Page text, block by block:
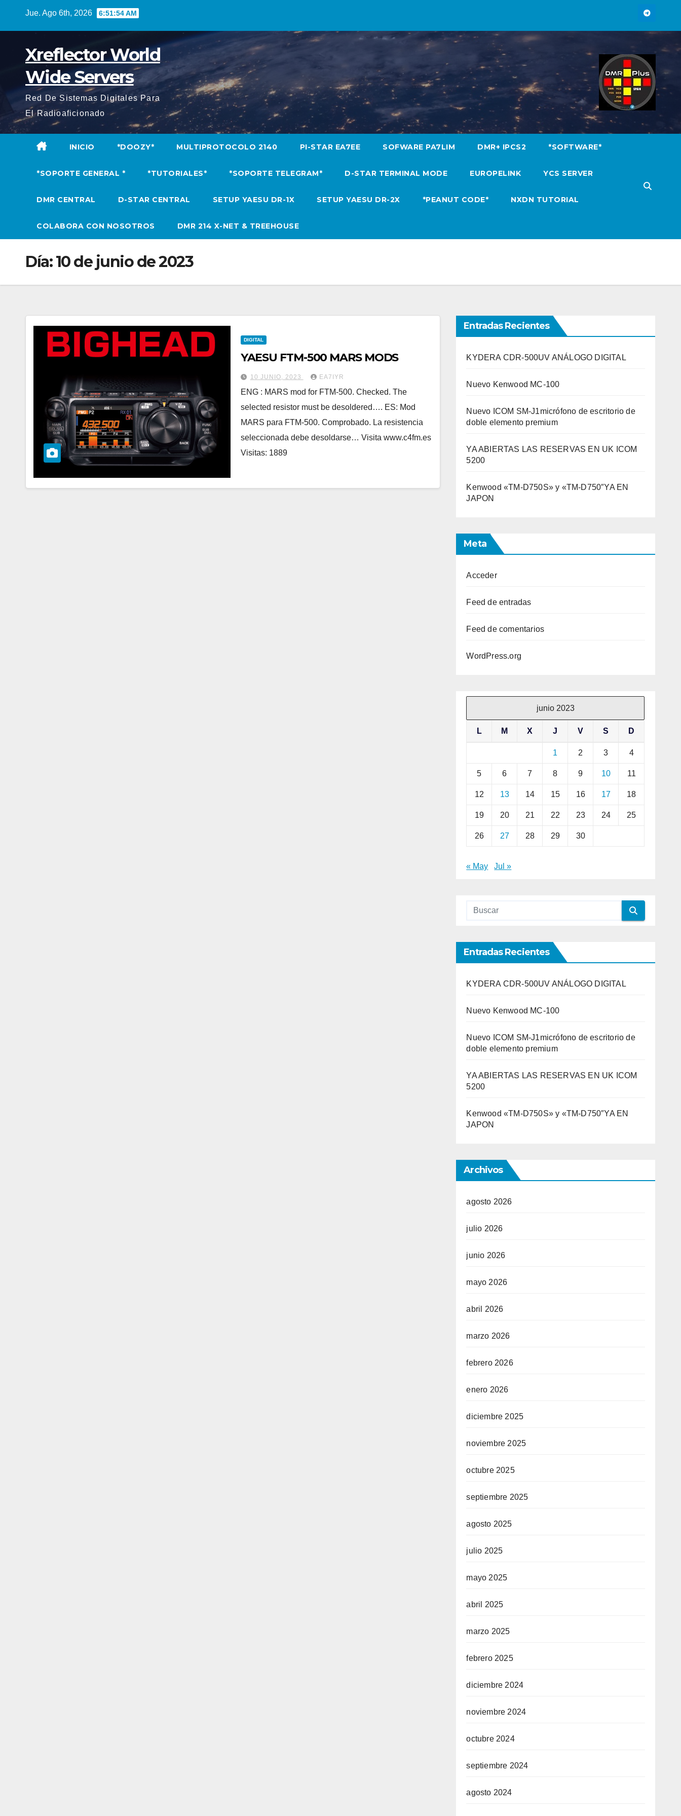
Jue. Ago 6th, 2026 6:51:55 AM
Xreflector World
Wide Servers
Red De Sistemas Digitales Para
El Radioaficionado
INICIO *DOOZY* MULTIPROTOCOLO 2140 PI-STAR EA7EE SOFWARE PA7LIM DMR+ IPCS2 *SOFTWARE*
*SOPORTE GENERAL * *TUTORIALES* *SOPORTE TELEGRAM* D-STAR TERMINAL MODE EUROPELINK YCS SERVER
DMR CENTRAL D-STAR CENTRAL SETUP YAESU DR-1X SETUP YAESU DR-2X *PEANUT CODE* NXDN TUTORIAL
COLABORA CON NOSOTROS DMR 214 X-NET & TREEHOUSE
Día:10 de junio de 2023
DIGITAL
YAESU FTM-500 MARS MODS
10 JUNIO, 2023 EA7IYR
ENG : MARS mod for FTM-500. Checked. The
selected resistor must be desoldered…. ES: Mod
MARS para FTM-500. Comprobado. La resistencia
seleccionada debe desoldarse… Visita www.c4fm.es
Visitas: 1889
Entradas Recientes
KYDERA CDR-500UV ANÁLOGO DIGITAL
Nuevo Kenwood MC-100
Nuevo ICOM SM-J1micrófono de escritorio de
doble elemento premium
YA ABIERTAS LAS RESERVAS EN UK ICOM
5200
Kenwood «TM-D750S» y «TM-D750″YA EN
JAPON
Meta
Acceder
Feed de entradas
Feed de comentarios
WordPress.org
junio 2023
L M X J V S D
1 2 3 4
5 6 7 8 9 10 11
12 13 14 15 16 17 18
19 20 21 22 23 24 25
26 27 28 29 30
« May Jul »
Entradas Recientes
KYDERA CDR-500UV ANÁLOGO DIGITAL
Nuevo Kenwood MC-100
Nuevo ICOM SM-J1micrófono de escritorio de
doble elemento premium
YA ABIERTAS LAS RESERVAS EN UK ICOM
5200
Kenwood «TM-D750S» y «TM-D750″YA EN
JAPON
Archivos
agosto 2026
julio 2026
junio 2026
mayo 2026
abril 2026
marzo 2026
febrero 2026
enero 2026
diciembre 2025
noviembre 2025
octubre 2025
septiembre 2025
agosto 2025
julio 2025
mayo 2025
abril 2025
marzo 2025
febrero 2025
diciembre 2024
noviembre 2024
octubre 2024
septiembre 2024
agosto 2024